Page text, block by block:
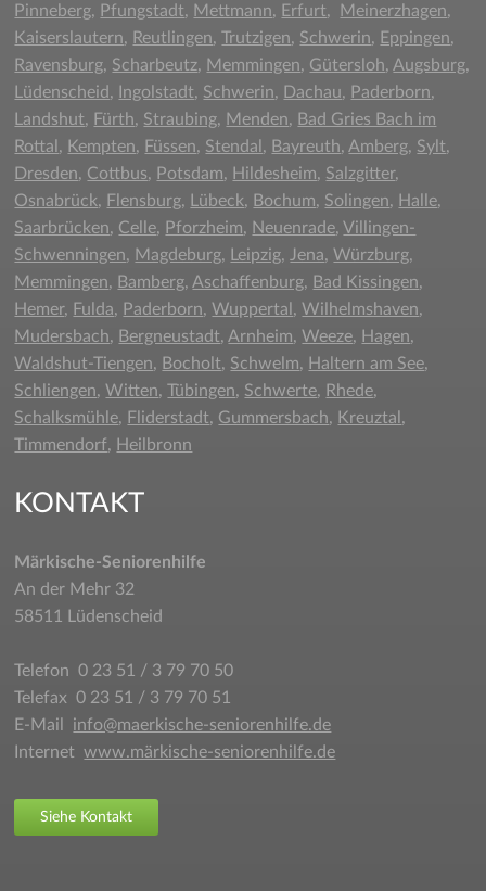
Pinneberg, Pfungstadt, Mettmann, Erfurt, Meinerzhagen,
Kaiserslautern, Reutlingen,Trutzigen, Schwerin, Eppingen,
Ravensburg, Scharbeutz, Memmingen, Gütersloh, Augsburg,
Lüdenscheid, Ingolstadt, Schwerin, Dachau, Paderborn,
Landshut, Fürth, Straubing, Menden, Bad Gries Bach im
Rottal , Kempten, Füssen, Stendal , Bayreuth, Amberg, Sylt,
Dresden, Cottbus, Potsdam, Hildesheim, Salzgitter,
Osnabrück, Flensburg, Lübeck, Bochum, Solingen, Halle,
Saarbrücken, Celle, Pforzheim, Neuenrade,Villingen-
Schwenningen, Magdeburg, Leipzig, Jena,Würzburg,
Memmingen, Bamberg, Aschaffenburg, Bad Kissingen,
Hemer, Fulda, Paderborn,Wuppertal ,Wilhelmshaven,
Mudersbach, Bergneustadt, Arnheim,Weeze, Hagen,
Waldshut-Tiengen, Bocholt, Schwelm, Haltern am See,
Schliengen,Witten,Tübingen, Schwerte, Rhede,
Schalksmühle, Fliderstadt, Gummersbach, Kreuztal ,
Timmendorf, Heilbronn
KONTAKT
Märkische-Seniorenhilfe
An der Mehr 32
58511 Lüdenscheid
Telefon 0 23 51 / 3 79 70 50
Telefax 0 23 51 / 3 79 70 51
E-Mail info@maerkische-seniorenhilfe.de
Internetwww.märkische-seniorenhilfe.de
Siehe Kontakt